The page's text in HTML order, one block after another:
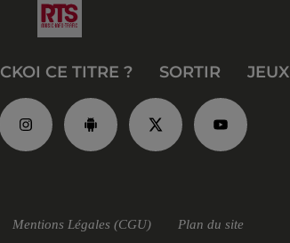
CKOI CE TITRE ? SORTIR JEUX
Mentions Légales (CGU) Plan du site